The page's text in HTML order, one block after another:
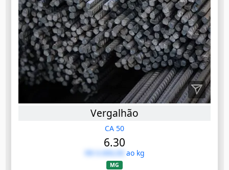
Vergalhão
CA 50
6.30
R$ 0.000,00 ao kg
MG